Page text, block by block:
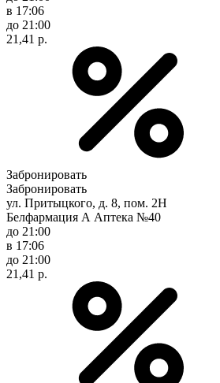
в 17:06
до 21:00
21,41 р.
Забронировать
Забронировать
ул. Притыцкого, д. 8, пом. 2Н
Белфармация А Аптека №40
до 21:00
в 17:06
до 21:00
21,41 р.